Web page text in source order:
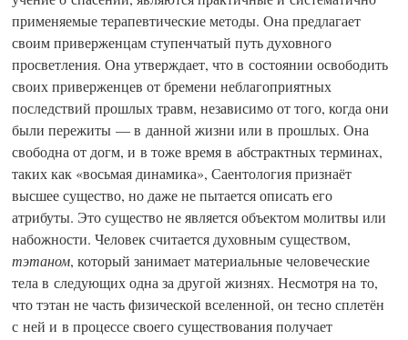
применяемые терапевтические методы. Она предлагает
своим приверженцам ступенчатый путь духовного
просветления. Она утверждает, что в состоянии освободить
своих приверженцев от бремени неблагоприятных
последствий прошлых травм, независимо от того, когда они
были пережиты — в данной жизни или в прошлых. Она
свободна от догм, и в тоже время в абстрактных терминах,
таких как «восьмая динамика», Саентология признаёт
высшее существо, но даже не пытается описать его
атрибуты. Это существо не является объектом молитвы или
набожности. Человек считается духовным существом,
тэтаном, который занимает материальные человеческие
тела в следующих одна за другой жизнях. Несмотря на то,
что тэтан не часть физической вселенной, он тесно сплетён
с ней и в процессе своего существования получает